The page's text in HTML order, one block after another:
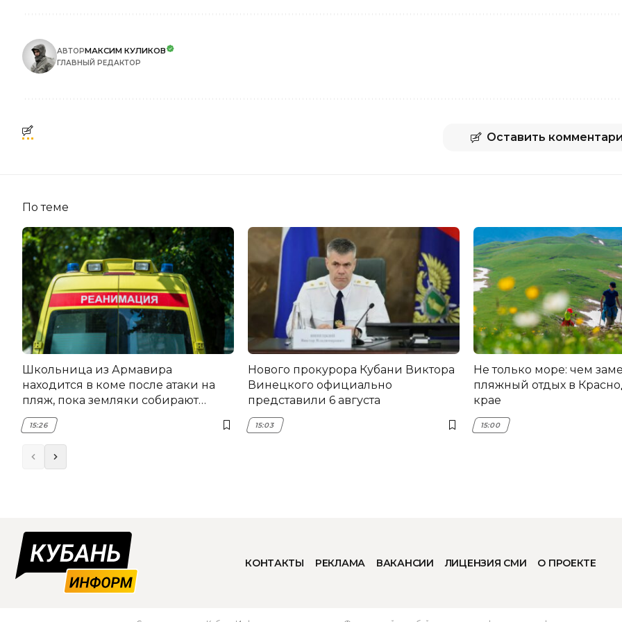
АВТОРМАКСИМ КУЛИКОВ
ГЛАВНЫЙ РЕДАКТОР
Оставить
По теме
Школьница из Армавира
находится в коме после атаки на
пляж, пока земляки собирают
помощь
15:26
Нового прокурора Кубани Виктора
Винецкого официально
представили 6 августа
15:03
Не только море: чем
пляжный отдых в
крае
15:00
КОНТАКТЫ РЕКЛАМА ВАКАНСИИ ЛИЦЕНЗИЯ СМИ О ПРОЕКТЕ